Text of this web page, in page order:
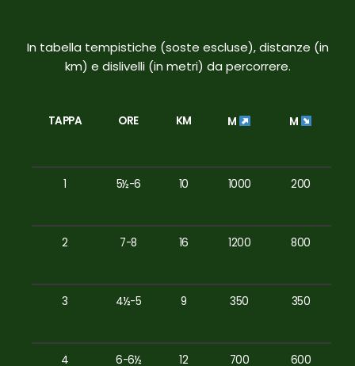
In tabella tempistiche (soste escluse), distanze (in
km) e dislivelli (in metri) da percorrere.
TAPPA ORE KM M M
1 5½-6 10 1000 200
2 7-8 16 1200 800
3 4½-5 9 350 350
4 6-6½ 12 700 600